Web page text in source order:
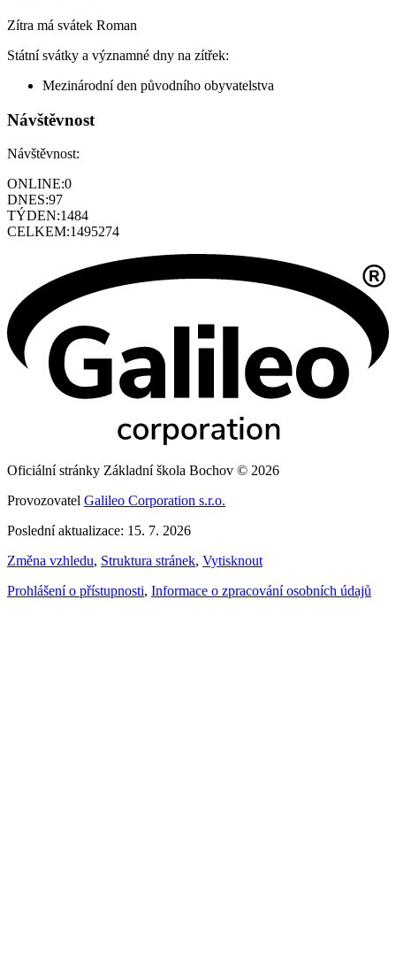
Zítra má svátek Roman
Státní svátky a významné dny na zítřek:
Mezinárodní den původního obyvatelstva
Návštěvnost
Návštěvnost:
ONLINE:0
DNES:97
TÝDEN:1484
CELKEM:1495274
Oficiální stránky Základní škola Bochov © 2026
Provozovatel Galileo Corporation s.r.o.
Poslední aktualizace: 15. 7. 2026
Změna vzhledu, Struktura stránek, Vytisknout
Prohlášení o přístupnosti, Informace o zpracování osobních údajů